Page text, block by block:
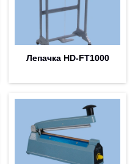
Лепачка HD-FT1000